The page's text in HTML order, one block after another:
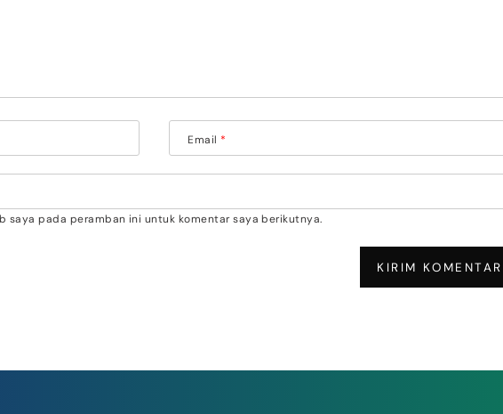
Email *
saya pada peramban ini untuk komentar saya berikutnya.